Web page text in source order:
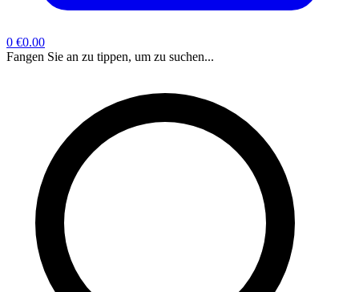
0 €0.00
Fangen Sie an zu tippen, um zu suchen...